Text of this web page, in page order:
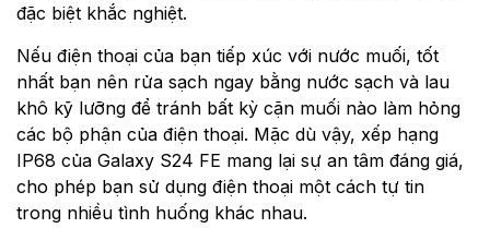
đặc biệt khắc nghiệt.
Nếu điện thoại của bạn tiếp xúc với nước muối, tốt
nhất bạn nên rửa sạch ngay bằng nước sạch và lau
khô kỹ lưỡng để tránh bất kỳ cặn muối nào làm hỏng
các bộ phận của điện thoại. Mặc dù vậy, xếp hạng
IP68 của Galaxy S24 FE mang lại sự an tâm đáng giá,
cho phép bạn sử dụng điện thoại một cách tự tin
trong nhiều tình huống khác nhau.